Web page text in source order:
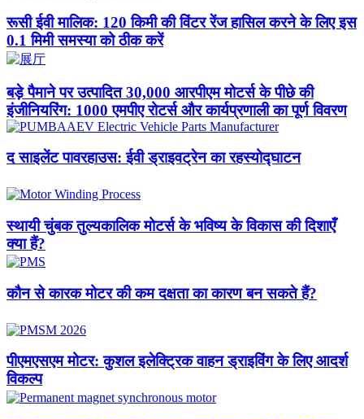
रूसी ईवी मालिक: 120 किमी की विंटर रेंज हासिल करने के लिए इस
0.1 मिमी समस्या को ठीक करें
बड़े पैमाने पर उत्पादित 30,000 आरपीएम मोटर्स के पीछे की
इंजीनियरिंग: 1000 एमपीए रोटर्स और कार्यप्रणाली का पूर्ण विवरण
द साइलेंट पावरहाउस: ईवी ड्राइवट्रेन का रहस्योद्घाटन
स्थायी चुंबक तुल्यकालिक मोटर्स के भविष्य के विकास की दिशाएँ
क्या हैं?
कौन से कारक मोटर की कम दक्षता का कारण बन सकते हैं?
पीएमएसएम मोटर: कुशल इलेक्ट्रिक वाहन ड्राइविंग के लिए आदर्श
विकल्प